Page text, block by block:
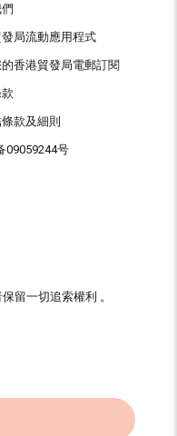
局流動應用程式
香港貿發局電郵訂閱
款及細則
09059244号
留一切追索權利 。